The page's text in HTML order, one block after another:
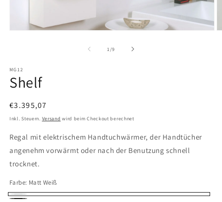
1 /von
9
MG12
Shelf
Normaler
Preis
€3.395,07
Inkl. Steuern. Versand wird beim Checkout berechnet
Regal mit elektrischem Handtuchwärmer, der Handtücher
angenehm vorwärmt oder nach der Benutzung schnell
trocknet.
Farbe: Matt Weiß